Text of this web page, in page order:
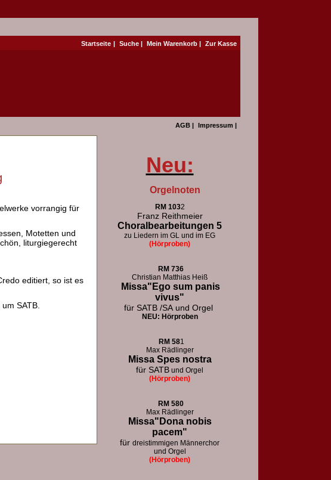
Startseite | Suche | Mein Warenkorb | Zur Kasse
AGB | Impressum |
vorrangig für
Motetten und
liturgiegerecht
editiert, so ist es
SATB.
Neu:
Orgelnoten
RM 1032
Franz Reithmeier
Choralbearbeitungen 5
zu Liedern im GL und im EG
(Hörproben)
RM 736
Christian Matthias Heiß
Missa"Ego sum panis
vivus"
für SATB /SA und Orgel
NEU: Hörproben
RM 581
Max Rädlinger
Missa Spes nostra
für SATB und Orgel
(Hörproben)
RM 580
Max Rädlinger
Missa"Dona nobis
pacem"
für dreistimmigen Männerchor
und Orgel
(Hörproben)